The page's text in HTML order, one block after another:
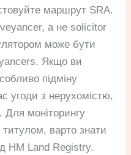
маршрут SRA.
а не solicitor
може бути
Якщо ви
підміну
угоди з нерухомістю,
Для моніторингу
титулом, варто знати
HM Land Registry.